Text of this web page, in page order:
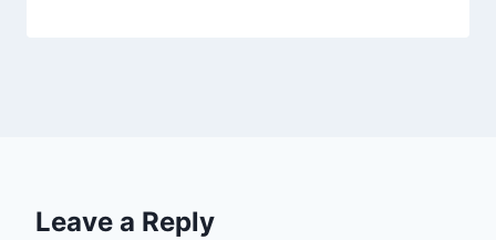
Leave a Reply